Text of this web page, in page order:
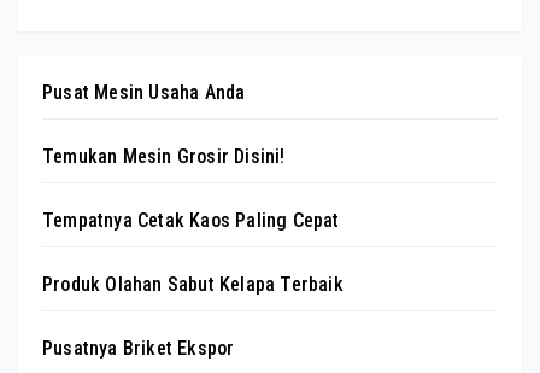
Pusat Mesin Usaha Anda
Temukan Mesin Grosir Disini!
Tempatnya Cetak Kaos Paling Cepat
Produk Olahan Sabut Kelapa Terbaik
Pusatnya Briket Ekspor